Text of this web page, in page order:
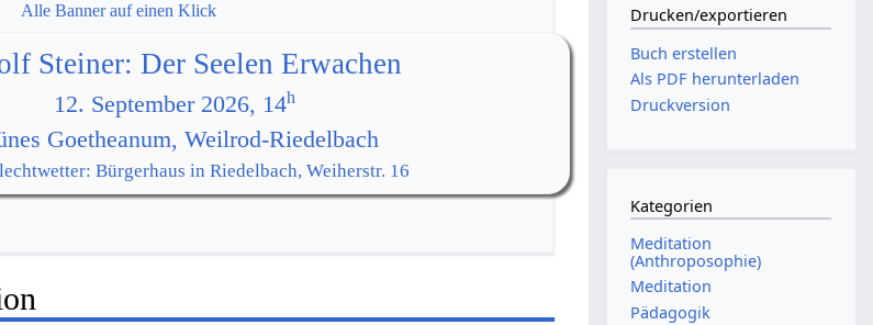
Alle Banner auf einen Klick
Steiner: Der Seelen Erwachen
12. September 2026, 14h
Goetheanum, Weilrod-Riedelbach
Bürgerhaus in Riedelbach, Weiherstr. 16
Drucken/­exportieren
Buch erstellen
Als PDF herunterladen
Druckversion
Kategorien
Meditation
(Anthroposophie)
Meditation
Pädagogik